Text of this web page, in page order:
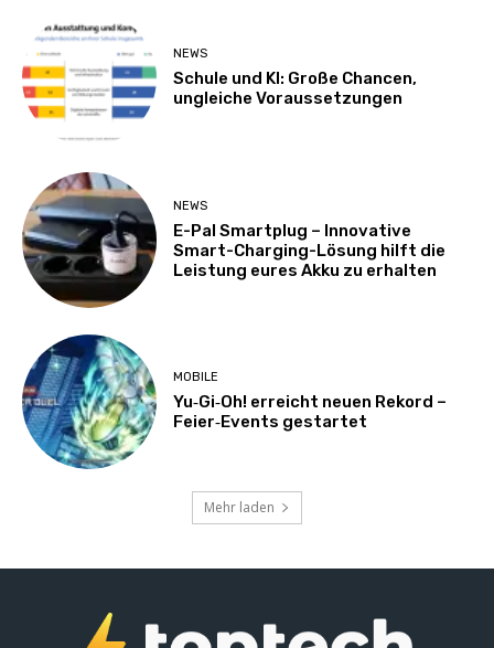
NEWS
Schule und KI: Große Chancen,
ungleiche Voraussetzungen
NEWS
E-Pal Smartplug – Innovative
Smart-Charging-Lösung hilft die
Leistung eures Akku zu erhalten
MOBILE
Yu‑Gi‑Oh! erreicht neuen Rekord –
Feier‑Events gestartet
Mehr laden